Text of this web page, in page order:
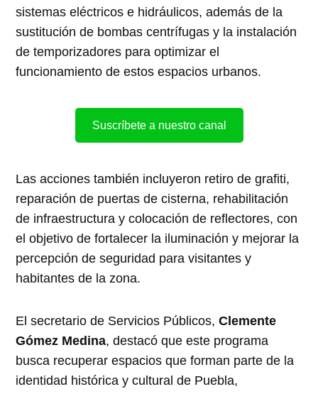
sistemas eléctricos e hidráulicos, además de la
sustitución de bombas centrífugas y la instalación
de temporizadores para optimizar el
funcionamiento de estos espacios urbanos.
Suscríbete a nuestro canal
Las acciones también incluyeron retiro de grafiti,
reparación de puertas de cisterna, rehabilitación
de infraestructura y colocación de reflectores, con
el objetivo de fortalecer la iluminación y mejorar la
percepción de seguridad para visitantes y
habitantes de la zona.
El secretario de Servicios Públicos,Clemente
Gómez Medina, destacó que este programa
busca recuperar espacios que forman parte de la
identidad histórica y cultural de Puebla,